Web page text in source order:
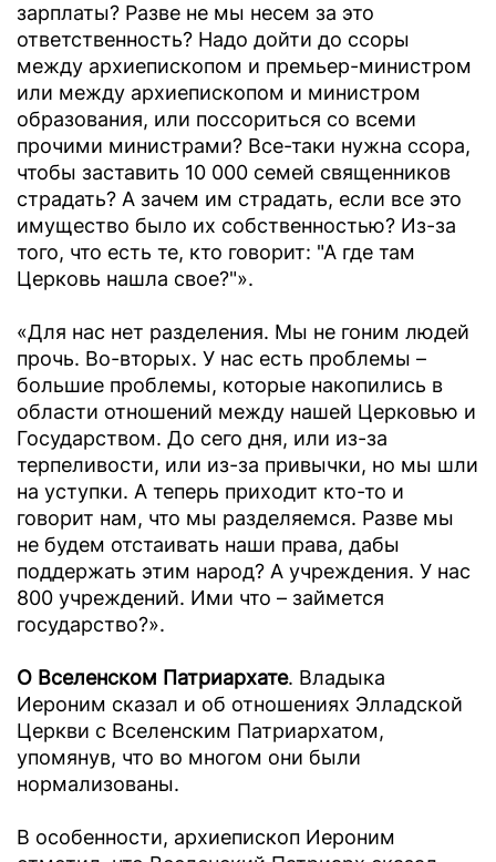
зарплаты? Разве не мы несем за это
ответственность? Надо дойти до ссоры
между архиепископом и премьер-министром
или между архиепископом и министром
образования, или поссориться со всеми
прочими министрами? Все-таки нужна ссора,
чтобы заставить 10 000 семей священников
страдать? А зачем им страдать, если все это
имущество было их собственностью? Из-за
того, что есть те, кто говорит: "А где там
Церковь нашла свое?"».
«Для нас нет разделения. Мы не гоним людей
прочь. Во-вторых. У нас есть проблемы –
большие проблемы, которые накопились в
области отношений между нашей Церковью и
Государством. До сего дня, или из-за
терпеливости, или из-за привычки, но мы шли
на уступки. А теперь приходит кто-то и
говорит нам, что мы разделяемся. Разве мы
не будем отстаивать наши права, дабы
поддержать этим народ? А учреждения. У нас
800 учреждений. Ими что – займется
государство?».
О Вселенском Патриархате. Владыка
Иероним сказал и об отношениях Элладской
Церкви с Вселенским Патриархатом,
упомянув, что во многом они были
нормализованы.
В особенности, архиепископ Иероним